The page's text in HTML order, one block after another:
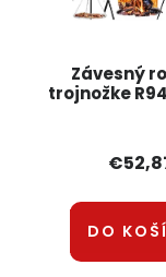
Závesný
trojnožke
DO